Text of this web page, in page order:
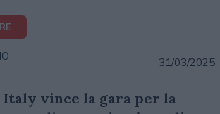
31/03/2025
Italy vince la gara per la